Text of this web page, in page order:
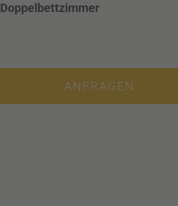
Doppelbettzimmer
ANFRAGEN